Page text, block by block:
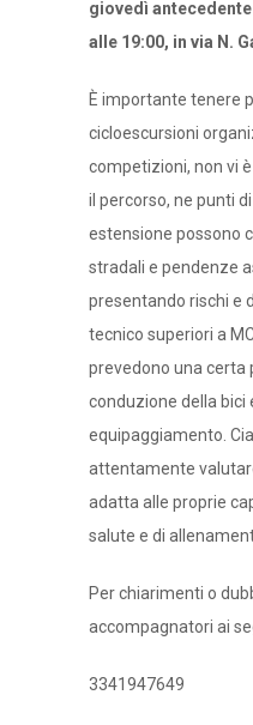
giovedì
alle 19:00, in via N.
È importante tenere
cicloescursioni
competizioni, non vi
il percorso, ne punti
estensione possono
stradali e pendenze
presentando rischi e
tecnico superiori a
prevedono una certa
conduzione della bici
equipaggiamento.
attentamente
adatta alle proprie
salute e di
Per chiarimenti o
accompagnatori ai
3341947649